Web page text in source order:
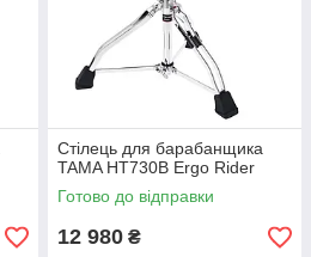
Стілець для барабанщика
TAMA HT730B Ergo Rider
Готово до відправки
12 980 ₴